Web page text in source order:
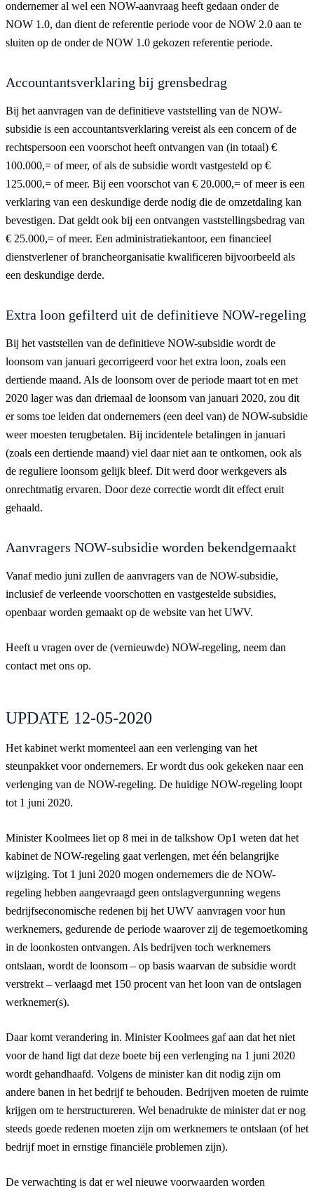
ondernemer al wel een NOW-aanvraag heeft gedaan onder de
NOW 1.0, dan dient de referentie periode voor de NOW 2.0 aan te
sluiten op de onder de NOW 1.0 gekozen referentie periode.
Accountantsverklaring bij grensbedrag
Bij het aanvragen van de definitieve vaststelling van de NOW-
subsidie is een accountantsverklaring vereist als een concern of de
rechtspersoon een voorschot heeft ontvangen van (in totaal) €
100.000,= of meer, of als de subsidie wordt vastgesteld op €
125.000,= of meer. Bij een voorschot van € 20.000,= of meer is een
verklaring van een deskundige derde nodig die de omzetdaling kan
bevestigen. Dat geldt ook bij een ontvangen vaststellingsbedrag van
€ 25.000,= of meer. Een administratiekantoor, een financieel
dienstverlener of brancheorganisatie kwalificeren bijvoorbeeld als
een deskundige derde.
Extra loon gefilterd uit de definitieve NOW-regeling
Bij het vaststellen van de definitieve NOW-subsidie wordt de
loonsom van januari gecorrigeerd voor het extra loon, zoals een
dertiende maand. Als de loonsom over de periode maart tot en met
2020 lager was dan driemaal de loonsom van januari 2020, zou dit
er soms toe leiden dat ondernemers (een deel van) de NOW-subsidie
weer moesten terugbetalen. Bij incidentele betalingen in januari
(zoals een dertiende maand) viel daar niet aan te ontkomen, ook als
de reguliere loonsom gelijk bleef. Dit werd door werkgevers als
onrechtmatig ervaren. Door deze correctie wordt dit effect eruit
gehaald.
Aanvragers NOW-subsidie worden bekendgemaakt
Vanaf medio juni zullen de aanvragers van de NOW-subsidie,
inclusief de verleende voorschotten en vastgestelde subsidies,
openbaar worden gemaakt op de website van het UWV.
Heeft u vragen over de (vernieuwde) NOW-regeling, neem dan
contact met ons op.
UPDATE 12-05-2020
Het kabinet werkt momenteel aan een verlenging van het
steunpakket voor ondernemers. Er wordt dus ook gekeken naar een
verlenging van de NOW-regeling. De huidige NOW-regeling loopt
tot 1 juni 2020.
Minister Koolmees liet op 8 mei in de talkshow Op1 weten dat het
kabinet de NOW-regeling gaat verlengen, met één belangrijke
wijziging. Tot 1 juni 2020 mogen ondernemers die de NOW-
regeling hebben aangevraagd geen ontslagvergunning wegens
bedrijfseconomische redenen bij het UWV aanvragen voor hun
werknemers, gedurende de periode waarover zij de tegemoetkoming
in de loonkosten ontvangen. Als bedrijven toch werknemers
ontslaan, wordt de loonsom – op basis waarvan de subsidie wordt
verstrekt – verlaagd met 150 procent van het loon van de ontslagen
werknemer(s).
Daar komt verandering in. Minister Koolmees gaf aan dat het niet
voor de hand ligt dat deze boete bij een verlenging na 1 juni 2020
wordt gehandhaafd. Volgens de minister kan dit nodig zijn om
andere banen in het bedrijf te behouden. Bedrijven moeten de ruimte
krijgen om te herstructureren. Wel benadrukte de minister dat er nog
steeds goede redenen moeten zijn om werknemers te ontslaan (of het
bedrijf moet in ernstige financiële problemen zijn).
De verwachting is dat er wel nieuwe voorwaarden worden